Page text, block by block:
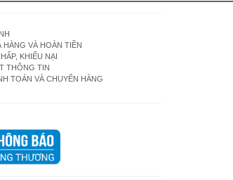
VÀ HOÀN TIỀN
KHIẾU NẠI
THÔNG TIN
TOÁN VÀ CHUYỂN HÀNG